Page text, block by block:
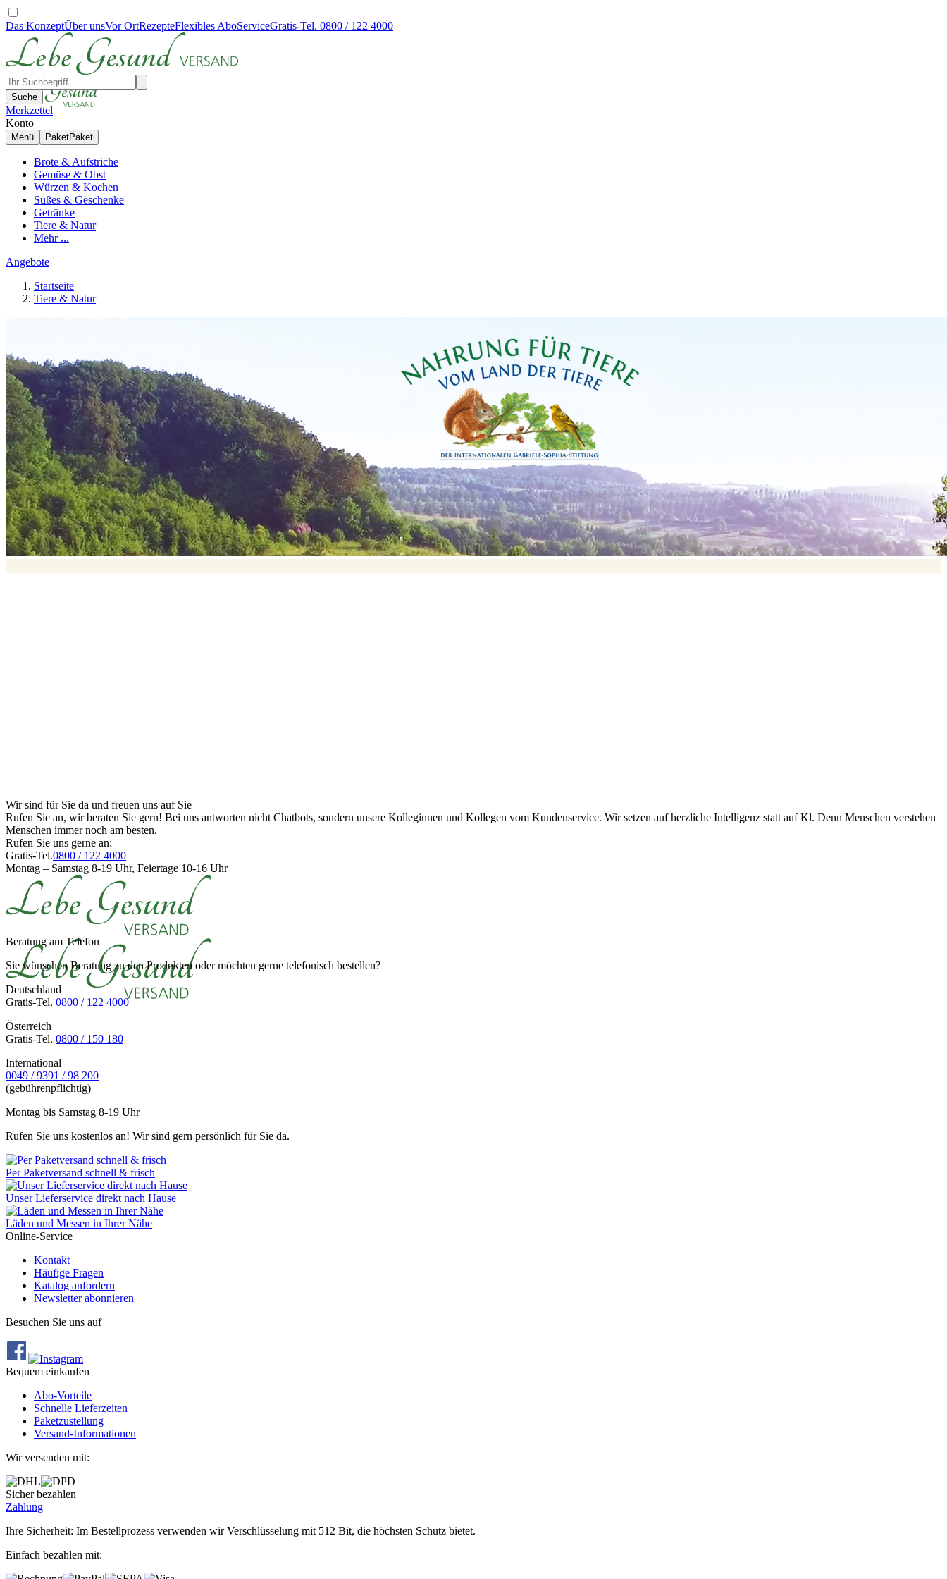
Das KonzeptÜber unsVor OrtRezepteFlexibles AboServiceGratis-Tel. 0800 / 122 4000
Suche
Merkzettel
Konto
Menü PaketPaket
Brote & Aufstriche
Gemüse & Obst
Würzen & Kochen
Süßes & Geschenke
Getränke
Tiere & Natur
Mehr ...
Angebote
Startseite
Tiere & Natur
Wir sind für Sie da und freuen uns auf Sie
Rufen Sie an, wir beraten Sie gern! Bei uns antworten nicht Chatbots, sondern unsere Kolleginnen und Kollegen vom Kundenservice. Wir setzen auf herzliche Intelligenz statt auf Kl. Denn Menschen verstehen
Menschen immer noch am besten.
Rufen Sie uns gerne an:
Gratis-Tel.0800 / 122 4000
Montag – Samstag 8-19 Uhr, Feiertage 10-16 Uhr
Beratung am Telefon
Sie wünschen Beratung zu den Produkten oder möchten gerne telefonisch bestellen?
Deutschland
Gratis-Tel. 0800 / 122 4000
Österreich
Gratis-Tel. 0800 / 150 180
International
0049 / 9391 / 98 200
(gebührenpflichtig)
Montag bis Samstag 8-19 Uhr
Rufen Sie uns kostenlos an! Wir sind gern persönlich für Sie da.
Per Paketversand schnell & frisch
Unser Lieferservice direkt nach Hause
Läden und Messen in Ihrer Nähe
Online-Service
Kontakt
Häufige Fragen
Katalog anfordern
Newsletter abonnieren
Besuchen Sie uns auf
Bequem einkaufen
Abo‐Vorteile
Schnelle Lieferzeiten
Paketzustellung
Versand‐Informationen
Wir versenden mit:
Sicher bezahlen
Zahlung
Ihre Sicherheit: Im Bestellprozess verwenden wir Verschlüsselung mit 512 Bit, die höchsten Schutz bietet.
Einfach bezahlen mit: